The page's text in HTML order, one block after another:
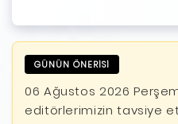
GÜNÜN ÖNERİSİ
06 Ağustos 2026
editörlerimizin tavsiye